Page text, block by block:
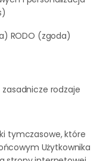
RODO (zgoda)
rodzaje
tymczasowe, które
Użytkownika